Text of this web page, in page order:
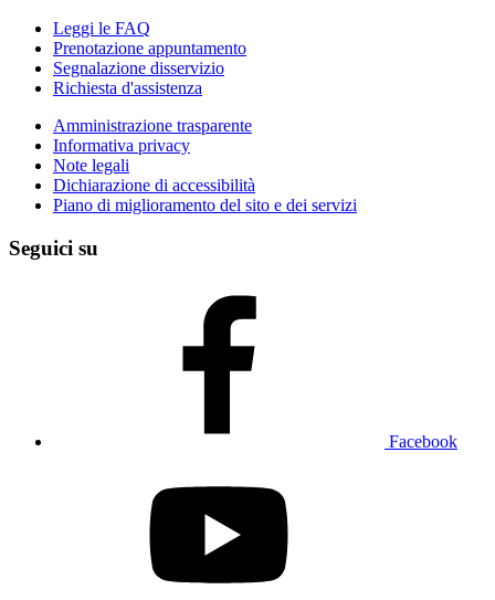
Leggi le FAQ
Prenotazione appuntamento
Segnalazione disservizio
Richiesta d'assistenza
Amministrazione trasparente
Informativa privacy
Note legali
Dichiarazione di accessibilità
Piano di miglioramento del sito e dei servizi
Seguici su
Facebook